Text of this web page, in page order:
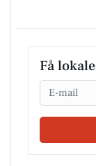
Få
Email